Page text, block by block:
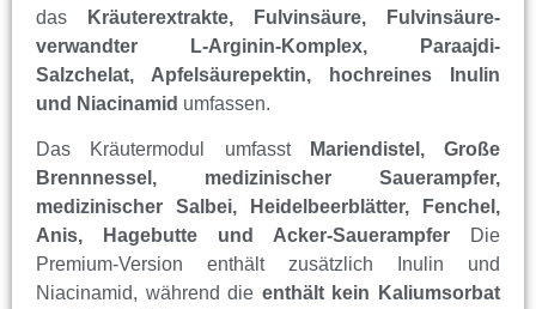
das
Kräuterextrakte, Fulvinsäure, Fulvinsäure-
verwandter L-Arginin-Komplex, Paraajdi-
Salzchelat, Apfelsäurepektin, hochreines Inulin
und Niacinamid umfassen.
Das Kräutermodul umfasst
Mariendistel, Große
Brennnessel, medizinischer Sauerampfer,
medizinischer Salbei, Heidelbeerblätter, Fenchel,
Anis, Hagebutte und Acker-Sauerampfer Die
Premium-Version enthält zusätzlich Inulin und
Niacinamid, während die enthält kein Kaliumsorbat